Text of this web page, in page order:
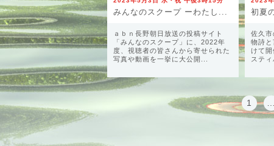
みんなのスクープ ーわたし...
ａｂｎ長野朝日放送の投稿サイト
「みんなのスクープ」に、2022年
度、視聴者の皆さんから寄せられた
写真や動画を一挙に大公開...
佐久市
物詩
けて開
ステ
1